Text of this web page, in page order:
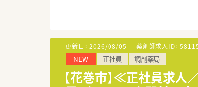
■ご経験やスキル、年齢
■昇給は年1回（4月）、
■住宅手当（上限3.5万円
【職場環境と雰囲気】
■電子化・システム化が推
■残業時間が少ないため、
■社員が気持ちよく、安
更新日： 2026/08/05 薬剤師求人ID：
NEW 正社員 調剤薬局
【花巻市】≪正社員求